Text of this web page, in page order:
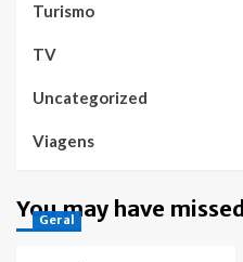
Turismo
TV
Uncategorized
Viagens
You may have missed
Geral